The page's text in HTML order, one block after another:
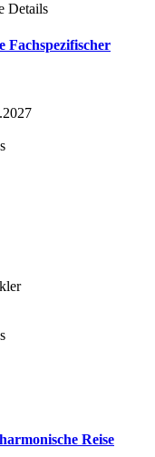
Details
Fachspezifischer
Reise